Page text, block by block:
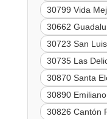
30799 Vida
30662
30723 San Luis
30735 Las
30870 Santa
30890
30826 Cantón